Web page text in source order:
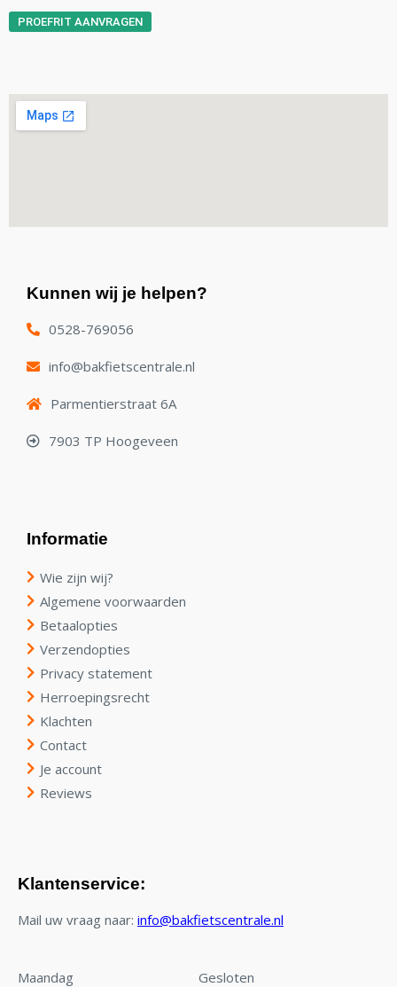
PROEFRIT AANVRAGEN
Kunnen wij je helpen?
0528-769056
info@bakfietscentrale.nl
Parmentierstraat 6A
7903 TP Hoogeveen
Informatie
Wie zijn wij?
Algemene voorwaarden
Betaalopties
Verzendopties
Privacy statement
Herroepingsrecht
Klachten
Contact
Je account
Reviews
Klantenservice:
Mail uw vraag naar: info@bakfietscentrale.nl
Maandag
Gesloten